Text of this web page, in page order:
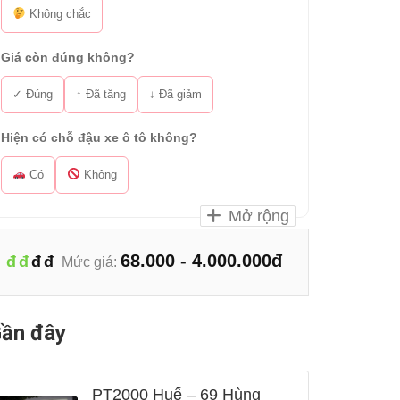
Không chắc
Giá còn đúng không?
✓ Đúng ↑ Đã tăng ↓ Đã giảm
Hiện có chỗ đậu xe ô tô không?
Có Không
Mở rộng
đđđđ Mức giá: 68.000 - 4.000.000đ
đây
PT2000 Huế – 69 Hùng